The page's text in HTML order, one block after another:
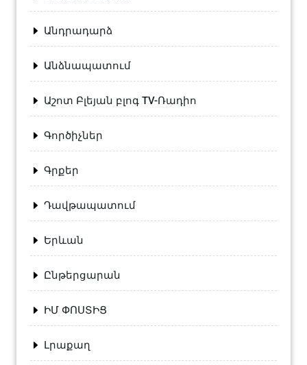
Անդրադարձ
Անձնապատում
Աշոտ Բլեյան բլոգ TV-Ռադիո
Գործիչներ
Գրքեր
Դավթապատում
Երևան
Ընթերցարան
ԻՄ ՓՈՍՏԻՑ
Լրաքաղ